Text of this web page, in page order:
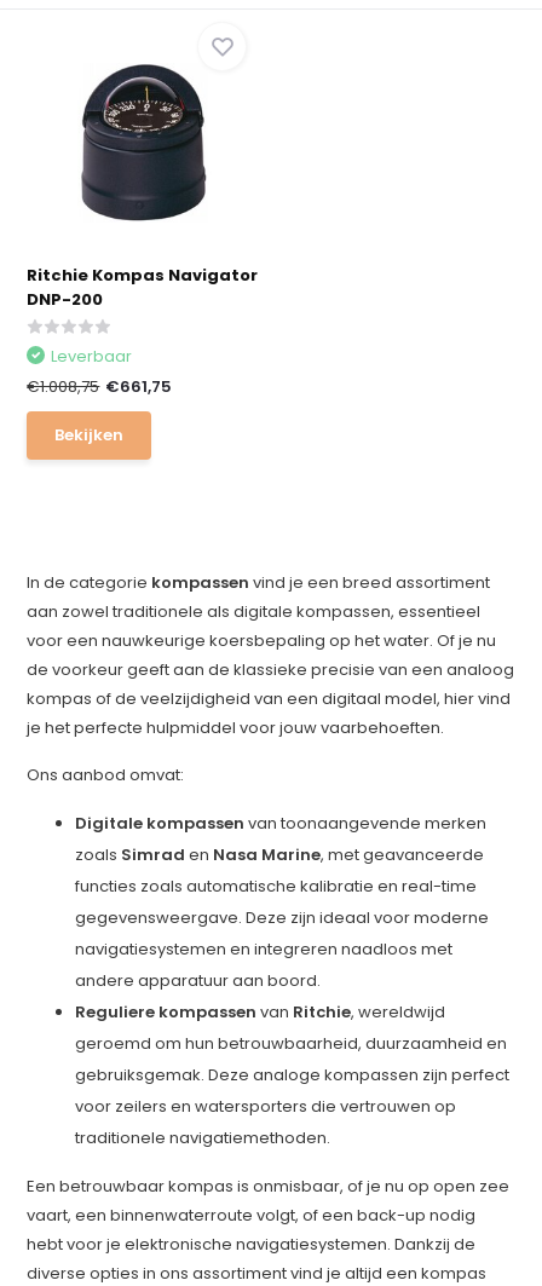
Ritchie Kompas Navigator
DNP-200
Leverbaar
€1.008,75 €661,75
Bekijken
In de categorie kompassen vind je een breed assortiment
aan zowel traditionele als digitale kompassen, essentieel
voor een nauwkeurige koersbepaling op het water. Of je nu
de voorkeur geeft aan de klassieke precisie van een analoog
kompas of de veelzijdigheid van een digitaal model, hier vind
je het perfecte hulpmiddel voor jouw vaarbehoeften.
Ons aanbod omvat:
Digitale kompassen van toonaangevende merken
zoals Simrad en Nasa Marine, met geavanceerde
functies zoals automatische kalibratie en real-time
gegevensweergave. Deze zijn ideaal voor moderne
navigatiesystemen en integreren naadloos met
andere apparatuur aan boord.
Reguliere kompassen van Ritchie, wereldwijd
geroemd om hun betrouwbaarheid, duurzaamheid en
gebruiksgemak. Deze analoge kompassen zijn perfect
voor zeilers en watersporters die vertrouwen op
traditionele navigatiemethoden.
Een betrouwbaar kompas is onmisbaar, of je nu op open zee
vaart, een binnenwaterroute volgt, of een back-up nodig
hebt voor je elektronische navigatiesystemen. Dankzij de
diverse opties in ons assortiment vind je altijd een kompas